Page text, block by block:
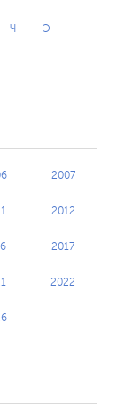
Ч Э
2007
2012
2017
2022